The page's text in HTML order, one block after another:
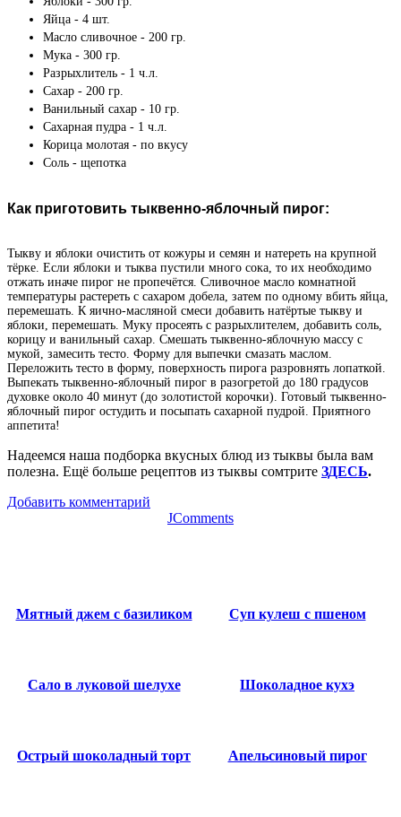
Яйца - 4 шт.
Масло сливочное - 200 гр.
Мука - 300 гр.
Разрыхлитель - 1 ч.л.
Сахар - 200 гр.
Ванильный сахар - 10 гр.
Сахарная пудра - 1 ч.л.
Корица молотая - по вкусу
Соль - щепотка
Как приготовить тыквенно-яблочный пирог:
Тыкву и яблоки очистить от кожуры и семян и натереть на крупной
тёрке. Если яблоки и тыква пустили много сока, то их необходимо
отжать иначе пирог не пропечётся. Сливочное масло комнатной
температуры растереть с сахаром добела, затем по одному вбить яйца,
перемешать. К яично-масляной смеси добавить натёртые тыкву и
яблоки, перемешать. Муку просеять с разрыхлителем, добавить соль,
корицу и ванильный сахар. Смешать тыквенно-яблочную массу с
мукой, замесить тесто. Форму для выпечки смазать маслом.
Переложить тесто в форму, поверхность пирога разровнять лопаткой.
Выпекать тыквенно-яблочный пирог в разогретой до 180 градусов
духовке около 40 минут (до золотистой корочки). Готовый тыквенно-
яблочный пирог остудить и посыпать сахарной пудрой. Приятного
аппетита!
Надеемся наша подборка вкусных блюд из тыквы была вам
полезна. Ещё больше рецептов из тыквы сомтрите ЗДЕСЬ.
Добавить комментарий
JComments
Мятный джем с базиликом Суп кулеш с пшеном
Сало в луковой шелухе Шоколадное кухэ
Острый шоколадный торт Апельсиновый пирог